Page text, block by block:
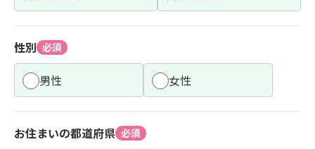
性別 必須
男性 女性
お住まいの都道府県 必須